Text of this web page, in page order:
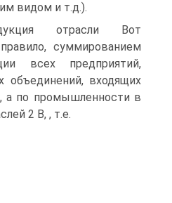
видом и т.д.).
отрасли Вот
суммированием
всех предприятий,
объединений, входящих
а по промышленности в
2 В, , т.е.